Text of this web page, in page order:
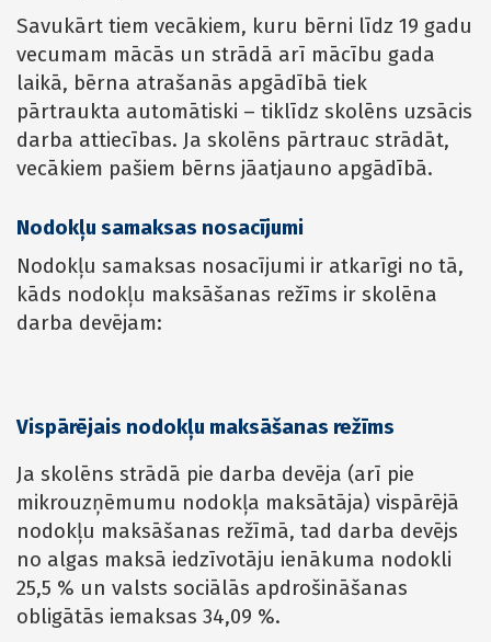
Savukārt tiem vecākiem, kuru bērni līdz 19 gadu
vecumam mācās un strādā arī mācību gada
laikā, bērna atrašanās apgādībā tiek
pārtraukta automātiski – tiklīdz skolēns uzsācis
darba attiecības. Ja skolēns pārtrauc strādāt,
vecākiem pašiem bērns jāatjauno apgādībā.
Nodokļu samaksas nosacījumi
Nodokļu samaksas nosacījumi ir atkarīgi no tā,
kāds nodokļu maksāšanas režīms ir skolēna
darba devējam:
Vispārējais nodokļu maksāšanas režīms
Ja skolēns strādā pie darba devēja (arī pie
mikrouzņēmumu nodokļa maksātāja) vispārējā
nodokļu maksāšanas režīmā, tad darba devējs
no algas maksā iedzīvotāju ienākuma nodokli
25,5 % un valsts sociālās apdrošināšanas
obligātās iemaksas 34,09 %.